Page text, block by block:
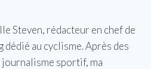
Steven, rédacteur en chef de
dédié au cyclisme. Après des
journalisme sportif, ma